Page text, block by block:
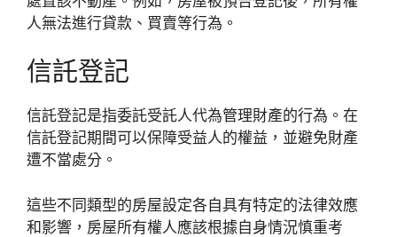
人無法進行貸款、買賣等行為。
信託登記
信託登記是指委託受託人代為管理財產的行為。在
信託登記期間可以保障受益人的權益，並避免財產
遭不當處分。
這些不同類型的房屋設定各自具有特定的法律效應
和影響，房屋所有權人應該根據自身情況慎重考